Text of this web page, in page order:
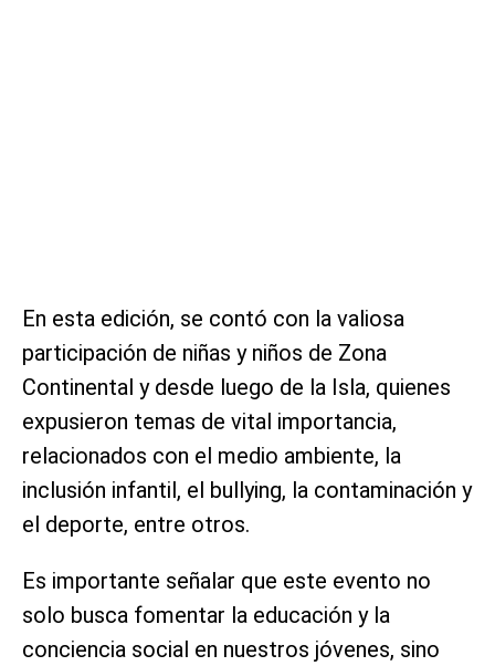
En esta edición, se contó con la valiosa
participación de niñas y niños de Zona
Continental y desde luego de la Isla, quienes
expusieron temas de vital importancia,
relacionados con el medio ambiente, la
inclusión infantil, el bullying, la contaminación y
el deporte, entre otros.
Es importante señalar que este evento no
solo busca fomentar la educación y la
conciencia social en nuestros jóvenes, sino